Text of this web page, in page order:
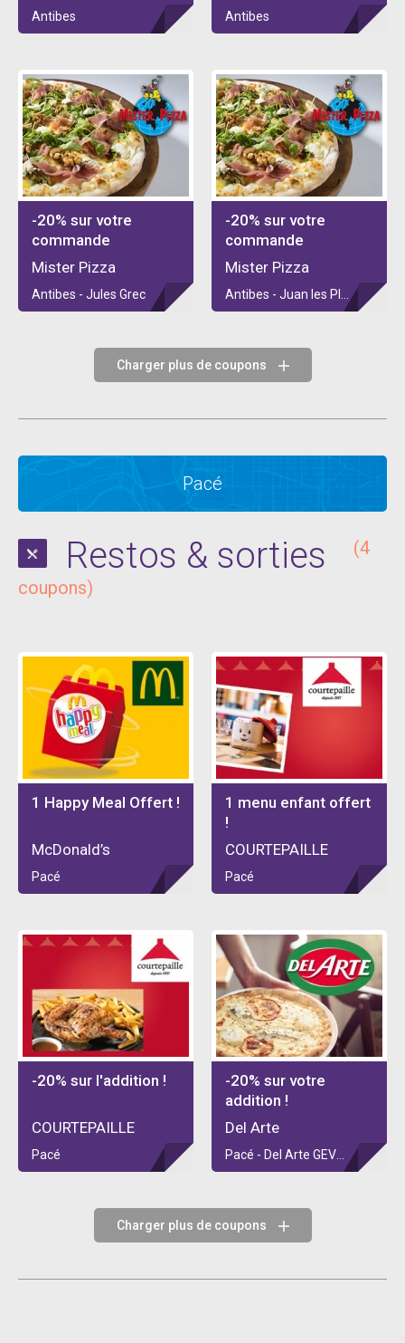
Antibes Antibes
-20% sur votre
commande
Mister Pizza
Antibes - Jules Grec
-20% sur votre
commande
Mister Pizza
Charger plus de coupons
Pacé
Restos & sorties
(4
coupons)
1 Happy Meal Offert !
McDonald’s
Pacé
1 menu enfant offert
!
COURTEPAILLE
Pacé
-20% sur l'addition !
COURTEPAILLE
Pacé
-20% sur votre
addition !
Del Arte
Charger plus de coupons